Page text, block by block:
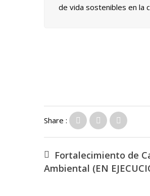
de vida sostenibles en la
Share :
Fortalecimiento de
Ambiental (EN